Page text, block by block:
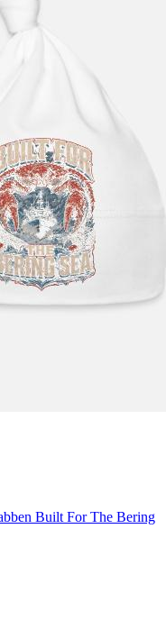
Built For The Bering